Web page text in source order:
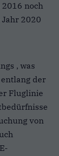
noch
2020
, was
der
Fluglinie
von